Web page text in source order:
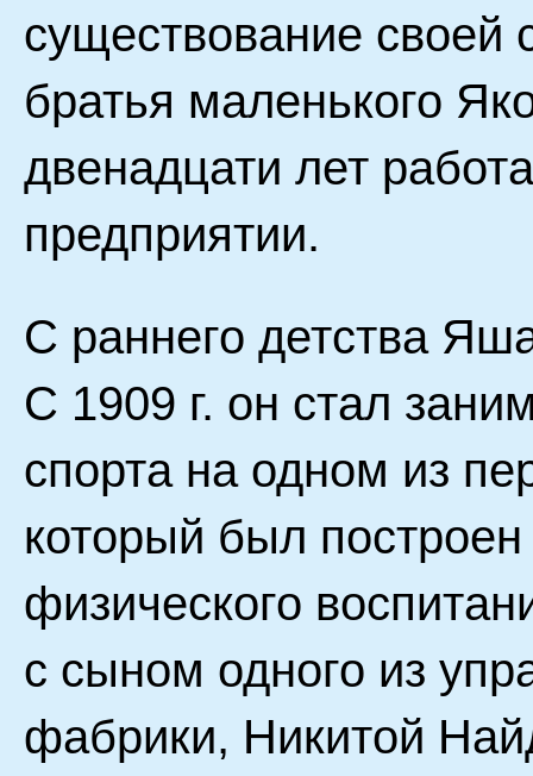
существование
братья маленького
двенадцати лет
предприятии.
С раннего детства
С 1909 г. он стал
спорта на одном из
который был
физического
с сыном одного из
фабрики, Никитой